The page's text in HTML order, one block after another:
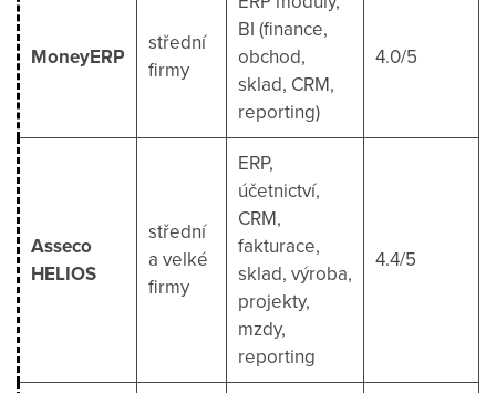
MoneyERP
střední
firmy
BI (finance,
obchod,
sklad, CRM,
reporting)
4.0/5
Asseco
HELIOS
střední
a velké
firmy
ERP,
účetnictví,
CRM,
fakturace,
sklad, výroba,
projekty,
mzdy,
reporting
4.4/5